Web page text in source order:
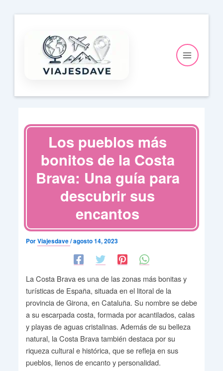
contenido
Los pueblos más
bonitos de la Costa
Brava: Una guía para
descubrir sus
encantos
PorViajesdave/agosto 14, 2023
La Costa Brava es una de las zonas más bonitas y
turísticas de España, situada en el litoral de la
provincia de Girona, en Cataluña. Su nombre se debe
a su escarpada costa, formada por acantilados, calas
y playas de aguas cristalinas. Además de su belleza
natural, la Costa Brava también destaca por su
riqueza cultural e histórica, que se refleja en sus
pueblos, llenos de encanto y personalidad.